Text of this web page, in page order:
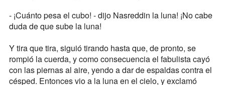
- ¡Cuánto pesa el cubo! - dijo Nasreddin la luna! ¡No cabe
duda de que sube la luna!
Y tira que tira, siguió tirando hasta que, de pronto, se
rompió la cuerda, y como consecuencia el fabulista cayó
con las piernas al aire, yendo a dar de espaldas contra el
césped. Entonces vio a la luna en el cielo, y exclamó